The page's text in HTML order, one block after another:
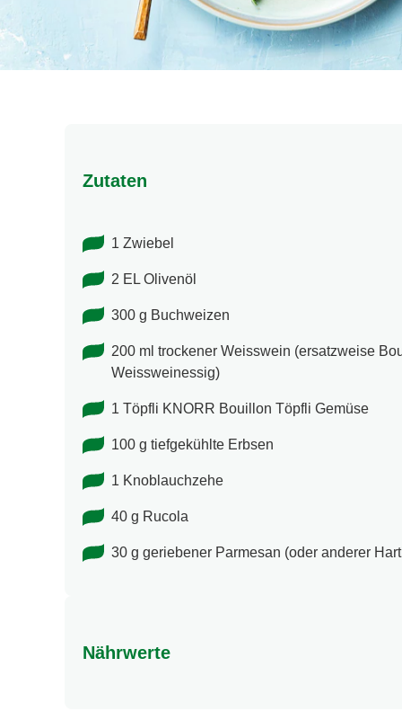
Zutaten
1 Zwiebel
2 EL Olivenöl
300 g Buchweizen
200 ml trockener Weisswein (ersatzweise
Weissweinessig)
1 Töpfli KNORR Bouillon Töpfli Gemüse
100 g tiefgekühlte Erbsen
1 Knoblauchzehe
40 g Rucola
30 g geriebener Parmesan (oder anderer
Nährwerte